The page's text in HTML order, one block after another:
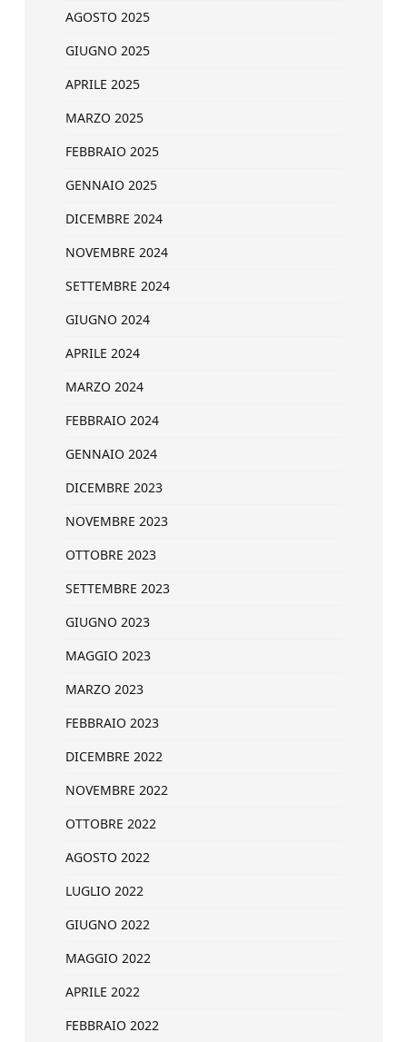
AGOSTO 2025
GIUGNO 2025
APRILE 2025
MARZO 2025
FEBBRAIO 2025
GENNAIO 2025
DICEMBRE 2024
NOVEMBRE 2024
SETTEMBRE 2024
GIUGNO 2024
APRILE 2024
MARZO 2024
FEBBRAIO 2024
GENNAIO 2024
DICEMBRE 2023
NOVEMBRE 2023
OTTOBRE 2023
SETTEMBRE 2023
GIUGNO 2023
MAGGIO 2023
MARZO 2023
FEBBRAIO 2023
DICEMBRE 2022
NOVEMBRE 2022
OTTOBRE 2022
AGOSTO 2022
LUGLIO 2022
GIUGNO 2022
MAGGIO 2022
APRILE 2022
FEBBRAIO 2022